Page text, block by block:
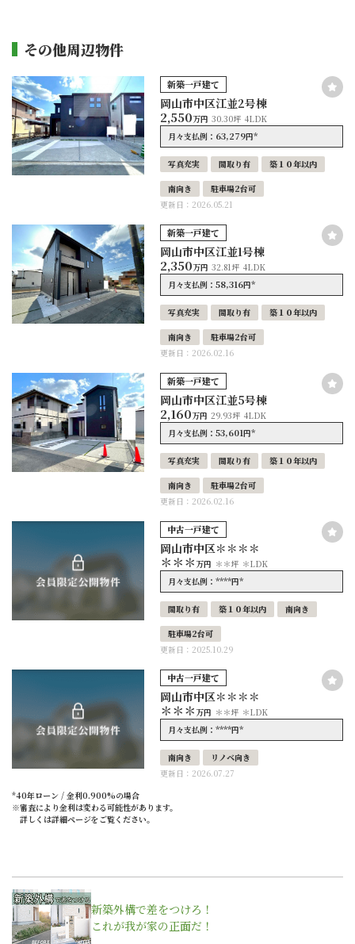
その他周辺物件
新築一戸建て
岡山市中区江並2号棟
2,550万円 30.30坪 4LDK
月々支払例： 63,279円*
写真充実 間取り有 築１０年以内
南向き
駐車場2台可
更新日：2026.05.21
新築一戸建て
岡山市中区江並1号棟
2,350万円 32.81坪 4LDK
月々支払例：58,316円*
写真充実 間取り有 築１０年以内
南向き
駐車場2台可
更新日：2026.02.16
新築一戸建て
岡山市中区江並5号棟
2,160万円 29.93坪 4LDK
月々支払例：53,601円*
写真充実 間取り有 築１０年以内
南向き
駐車場2台可
更新日：2026.02.16
中古一戸建て
岡山市中区＊＊＊＊
＊＊＊万円 ＊＊坪 ＊LDK
月々支払例：****円*
間取り有 築１０年以内 南向き
駐車場2台可
更新日：2025.10.29
中古一戸建て
岡山市中区＊＊＊＊
＊＊＊万円 ＊＊坪 ＊LDK
月々支払例：****円*
南向き
リノベ向き
更新日：2026.07.27
*40年ローン / 金利0.900%の場合
※審査により金利は変わる可能性があります。
詳しくは詳細ページをご覧ください。
新築外構で差をつけろ！
これが我が家の正面だ！